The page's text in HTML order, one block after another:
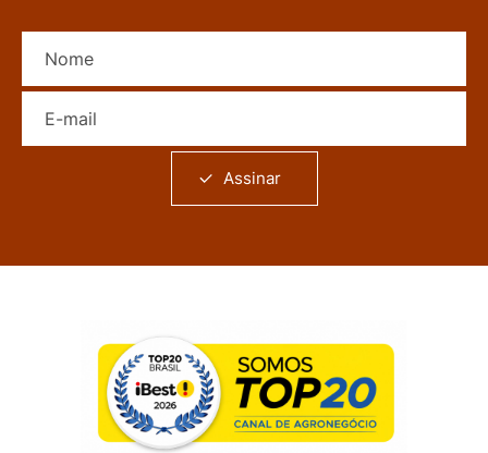
Assinar